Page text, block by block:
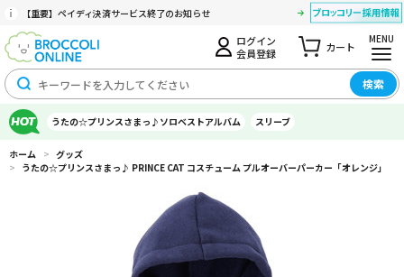
【重要】ペイディ決済サービス終了のお知らせ
ログイン
会員登録
カート
MENU
検索
うたの☆プリンスさまっ♪ソロベストアルバム スリーブ
ホーム > グッズ
> うたの☆プリンスさまっ♪ PRINCE CAT コスチューム プルオーバーパーカー「オレンジ」